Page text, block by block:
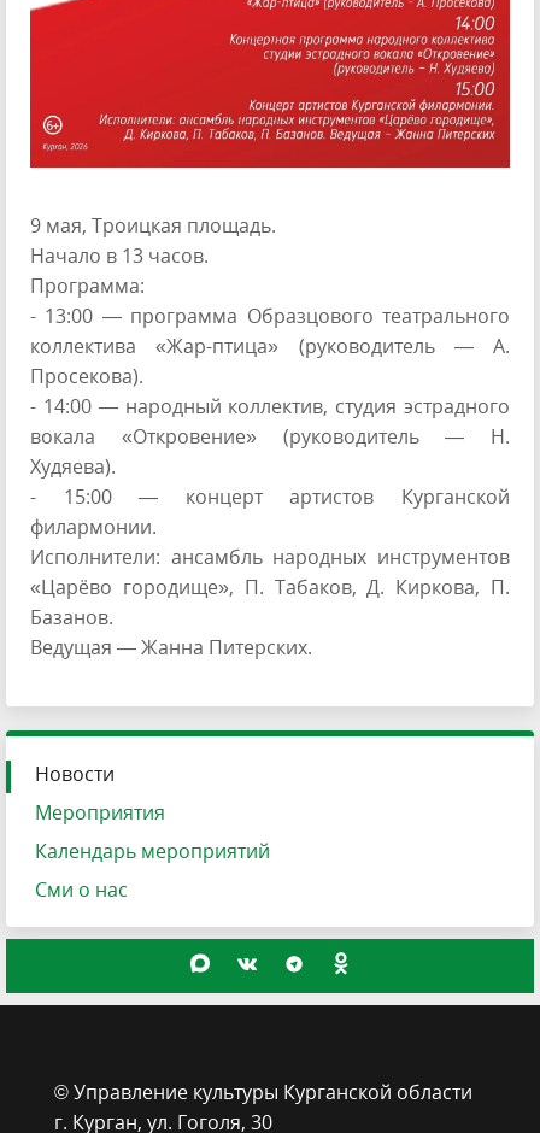
9 мая, Троицкая площадь.
Начало в 13 часов.
Программа:
- 13:00 — программа Образцового театрального
коллектива «Жар-птица» (руководитель — А.
Просекова).
- 14:00 — народный коллектив, студия эстрадного
вокала «Откровение» (руководитель — Н.
Худяева).
- 15:00 — концерт артистов Курганской
филармонии.
Исполнители: ансамбль народных инструментов
«Царёво городище», П. Табаков, Д. Киркова, П.
Базанов.
Ведущая — Жанна Питерских.
Новости
Мероприятия
Календарь мероприятий
Сми о нас
© Управление культуры Курганской области
г. Курган, ​ул. Гоголя, 30